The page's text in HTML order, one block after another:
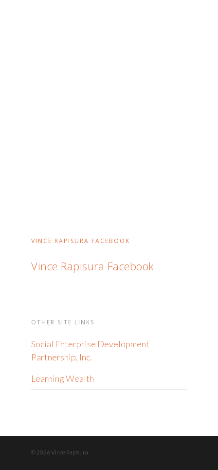
VINCE RAPISURA FACEBOOK
Vince Rapisura Facebook
OTHER SITE LINKS
Social Enterprise Development
Partnership, Inc.
Learning Wealth
© 2026 Vince Rapisura.